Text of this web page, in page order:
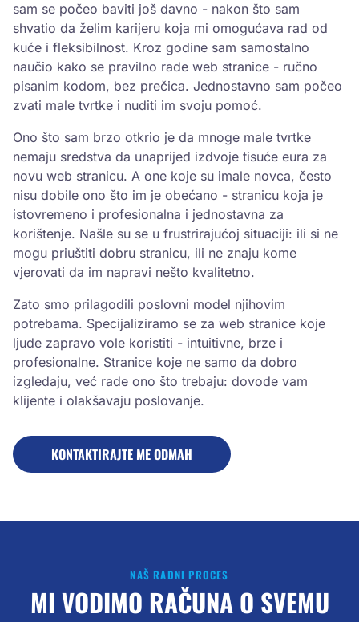
sam se počeo baviti još davno - nakon što sam
shvatio da želim karijeru koja mi omogućava rad od
kuće i fleksibilnost. Kroz godine sam samostalno
naučio kako se pravilno rade web stranice - ručno
pisanim kodom, bez prečica. Jednostavno sam počeo
zvati male tvrtke i nuditi im svoju pomoć.
Ono što sam brzo otkrio je da mnoge male tvrtke
nemaju sredstva da unaprijed izdvoje tisuće eura za
novu web stranicu. A one koje su imale novca, često
nisu dobile ono što im je obećano - stranicu koja je
istovremeno i profesionalna i jednostavna za
korištenje. Našle su se u frustrirajućoj situaciji: ili si ne
mogu priuštiti dobru stranicu, ili ne znaju kome
vjerovati da im napravi nešto kvalitetno.
Zato smo prilagodili poslovni model njihovim
potrebama. Specijaliziramo se za web stranice koje
ljude zapravo vole koristiti - intuitivne, brze i
profesionalne. Stranice koje ne samo da dobro
izgledaju, već rade ono što trebaju: dovode vam
klijente i olakšavaju poslovanje.
KONTAKTIRAJTE ME ODMAH
NAŠ RADNI PROCES
MI VODIMO RAČUNA O SVEMU